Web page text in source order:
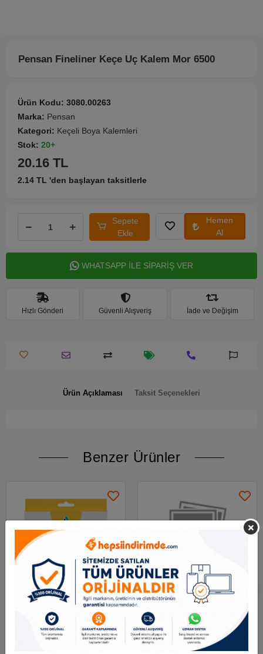
Pensan Fineliner Keçe Uç Kalem Mor 6500
Ürün Kodu: 3080.00263
Marka: Pensan
Kategori: Keçeli Boya Kalemleri
Stok: 20+
20.16 TL
2.14 TL 'den başlayan taksitlerle
Sepete
Ekle
Hemen
Al
WHATSAPP İLE SİPARİŞ VER
Hızlı Gönderi Güvenli Alışveriş İade ve Değişim
Ürün Açıklaması Taksit Seçenekleri
Benzer Ürünler
Adel Keçeli Kalem
Jumbo 2220 000001
251.87 TL
Giotto Turbo Askılı 10
Lu Pastel Ton -fırça Uç
471.74 TL